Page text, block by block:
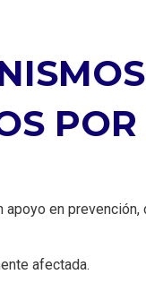
en
afectada.